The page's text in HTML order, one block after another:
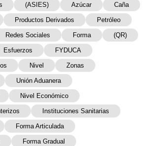
(ASIES) Azúcar Caña
Productos Derivados Petróleo
Redes Sociales Forma (QR)
Esfuerzos FYDUCA
Nivel Zonas
Unión Aduanera
Nivel Económico
Instituciones Sanitarias
Forma Articulada
Forma Gradual